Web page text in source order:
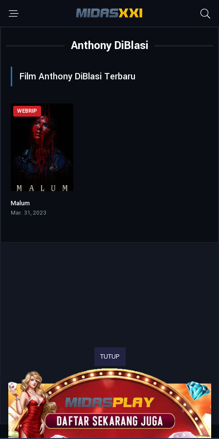
Anthony DiBlasi
Film Anthony DiBlasi Terbaru
WEBRIP
Malum
Mar. 31, 2023
TUTUP